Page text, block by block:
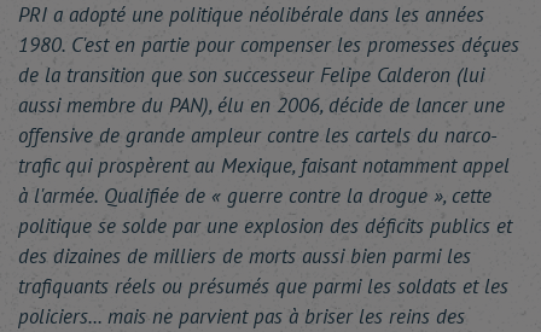
PRI a adopté une politique néolibérale dans les années
1980. C'est en partie pour compenser les promesses déçues
de la transition que son successeur Felipe Calderon (lui
aussi membre du PAN), élu en 2006, décide de lancer une
offensive de grande ampleur contre les cartels du narco-
trafic qui prospèrent au Mexique, faisant notamment appel
à l'armée. Qualifiée de « guerre contre la drogue », cette
politique se solde par une explosion des déficits publics et
des dizaines de milliers de morts aussi bien parmi les
trafiquants réels ou présumés que parmi les soldats et les
policiers... mais ne parvient pas à briser les reins des